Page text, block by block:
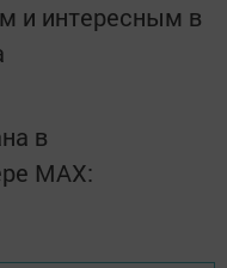
и интересным в
в
MАХ: